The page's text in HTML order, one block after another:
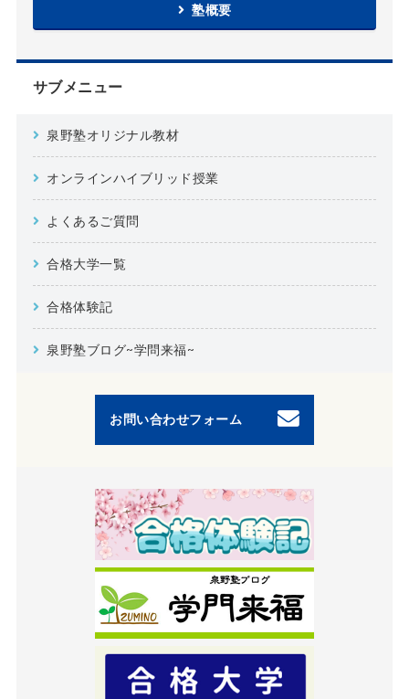
塾概要
サブメニュー
泉野塾オリジナル教材
オンラインハイブリッド授業
よくあるご質問
合格大学一覧
合格体験記
泉野塾ブログ~学問来福~
お問い合わせフォーム